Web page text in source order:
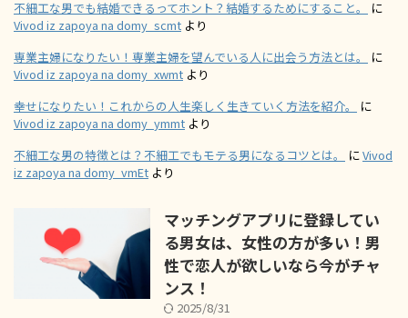
不細工な男でも結婚できるってホント？結婚するためにすること。
に
Vivod iz zapoya na domy_scmt より
専業主婦になりたい！専業主婦を望んでいる人に出会う方法とは。
に
Vivod iz zapoya na domy_xwmt より
幸せになりたい！これからの人生楽しく生きていく方法を紹介。
に
Vivod iz zapoya na domy_ymmt より
不細工な男の特徴とは？不細工でもモテる男になるコツとは。
にVivod
iz zapoya na domy_vmEt より
マッチングアプリに登録してい
る男女は、女性の方が多い！男
性で恋人が欲しいなら今がチャ
ンス！
2025/8/31